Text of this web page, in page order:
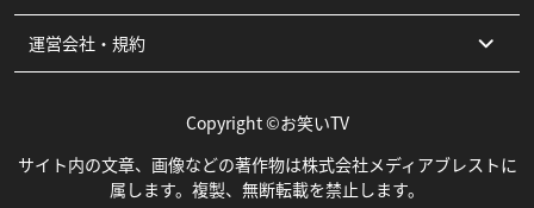
よくある質問
運営会社・規約
利用規約
Copyright ©お笑いTV
サイト内の文章、画像などの著作物は株式会社メディアブレストに
属します。複製、無断転載を禁止します。